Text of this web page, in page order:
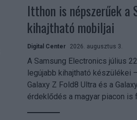
Itthon is népszerűek a
kihajtható mobiljai
Digital Center 2026. augusztus 3.
A Samsung Electronics július
legújabb kihajtható készülékei
Galaxy Z Fold8 Ultra és a
érdeklődés a magyar piacon is